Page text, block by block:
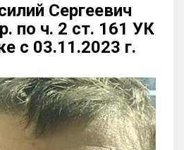
Сергеевич
по ч. 2 ст. 161 УК
с 03.11.2023 г.